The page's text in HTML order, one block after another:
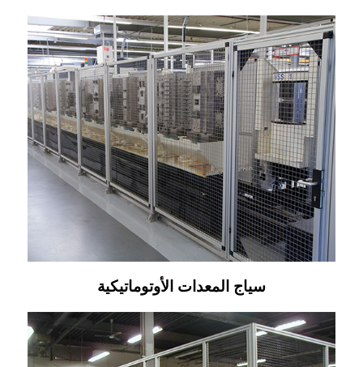
سياج المعدات الأوتوماتيكية